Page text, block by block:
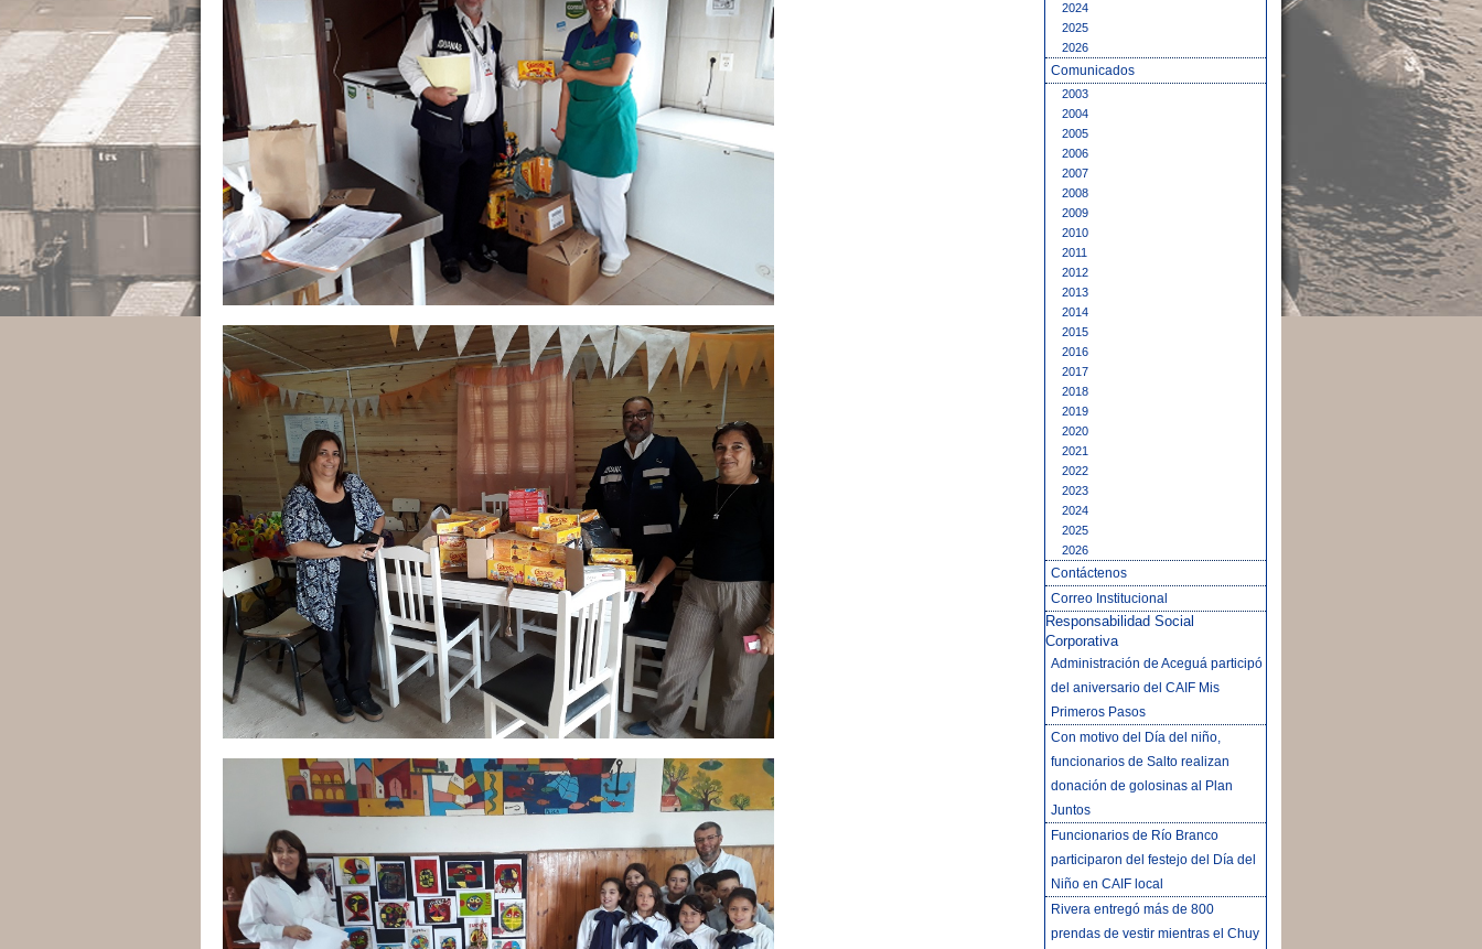
2024
2025
2026
Comunicados
2003
2004
2005
2006
2007
2008
2009
2010
2011
2012
2013
2014
2015
2016
2017
2018
2019
2020
2021
2022
2023
2024
2025
2026
Contáctenos
Correo Institucional
Responsabilidad Social
Corporativa
Administración de Aceguá participó
del aniversario del CAIF Mis
Primeros Pasos
Con motivo del Día del niño,
funcionarios de Salto realizan
donación de golosinas al Plan
Juntos
Funcionarios de Río Branco
participaron del festejo del Día del
Niño en CAIF local
Rivera entregó más de 800
prendas de vestir mientras el Chuy